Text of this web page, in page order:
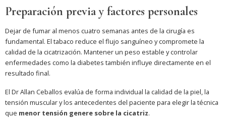
Preparación previa y factores personales
Dejar de fumar al menos cuatro semanas antes de la cirugía es
fundamental. El tabaco reduce el flujo sanguíneo y compromete la
calidad de la cicatrización. Mantener un peso estable y controlar
enfermedades como la diabetes también influye directamente en el
resultado final.
El Dr Allan Ceballos evalúa de forma individual la calidad de la piel, la
tensión muscular y los antecedentes del paciente para elegir la técnica
que menor tensión genere sobre la cicatriz.